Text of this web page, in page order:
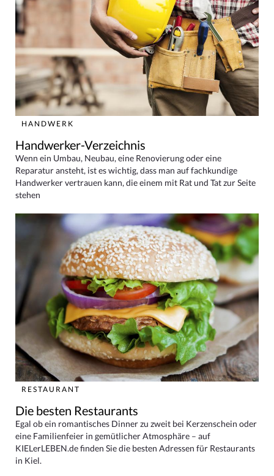
HANDWERK
Handwerker-Verzeichnis
Wenn ein Umbau, Neubau, eine Renovierung oder eine
Reparatur ansteht, ist es wichtig, dass man auf fachkundige
Handwerker vertrauen kann, die einem mit Rat und Tat zur Seite
stehen
RESTAURANT
Die besten Restaurants
Egal ob ein romantisches Dinner zu zweit bei Kerzenschein oder
eine Familienfeier in gemütlicher Atmosphäre – auf
KIELerLEBEN.de finden Sie die besten Adressen für Restaurants
in Kiel.